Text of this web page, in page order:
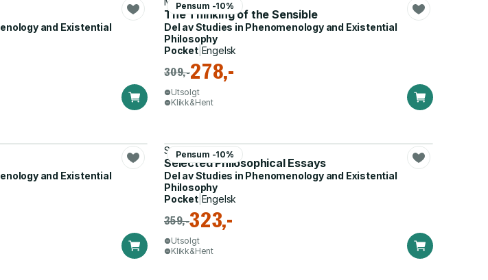
and Existential
Pensum -10%
The Thinking of the Sensible
Del avStudies in Phenomenology and Existential
Philosophy
Pocket| Engelsk
309,-278,-
Utsolgt
Klikk&Hent
and Existential
Pensum -10%
Scheler.
Selected Philosophical Essays
Del avStudies in Phenomenology and Existential
Philosophy
Pocket| Engelsk
359,-323,-
Utsolgt
Klikk&Hent